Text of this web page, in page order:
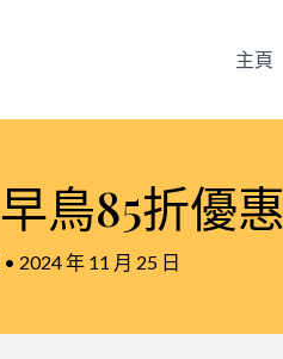
主頁
鳥85折優惠
• 2024 年 11 月 25 日